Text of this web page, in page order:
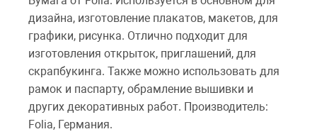
дизайна, изготовление плакатов, макетов, для
графики, рисунка. Отлично подходит для
изготовления открыток, приглашений, для
скрапбукинга. Также можно использовать для
рамок и паспарту, обрамление вышивки и
других декоративных работ. Производитель:
Folia, Германия.